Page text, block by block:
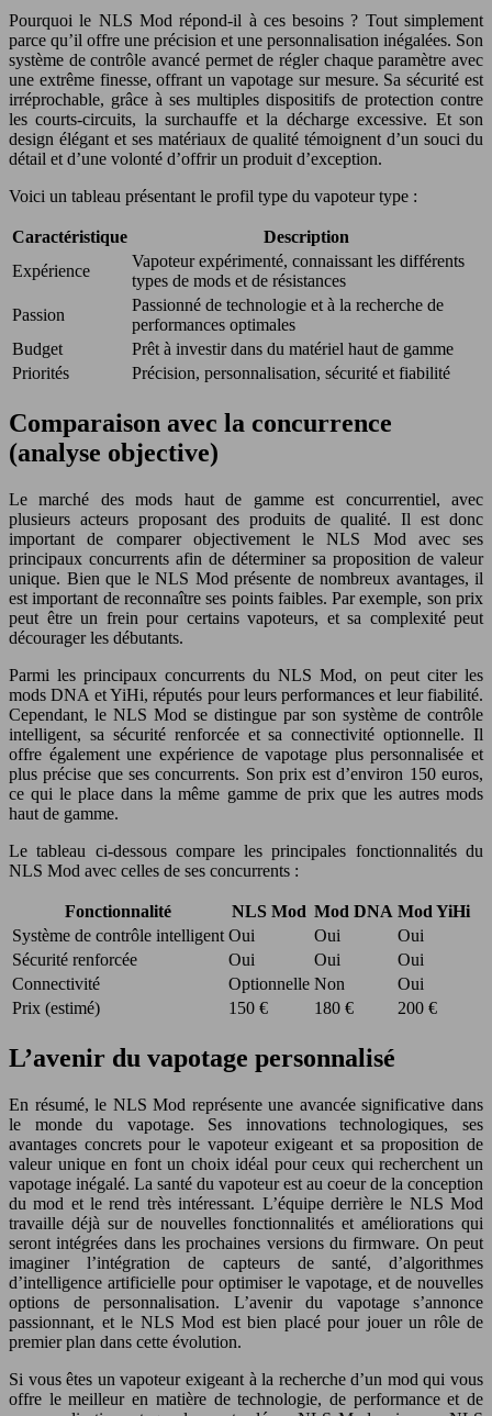
Pourquoi le NLS Mod répond-il à ces besoins ? Tout simplement
parce qu’il offre une précision et une personnalisation inégalées. Son
système de contrôle avancé permet de régler chaque paramètre avec
une extrême finesse, offrant un vapotage sur mesure. Sa sécurité est
irréprochable, grâce à ses multiples dispositifs de protection contre
les courts-circuits, la surchauffe et la décharge excessive. Et son
design élégant et ses matériaux de qualité témoignent d’un souci du
détail et d’une volonté d’offrir un produit d’exception.
Voici un tableau présentant le profil type du vapoteur type :
Caractéristique
Description
Expérience
Vapoteur expérimenté, connaissant les différents
types de mods et de résistances
Passion
Passionné de technologie et à la recherche de
performances optimales
Budget
Prêt à investir dans du matériel haut de gamme
Priorités
Précision, personnalisation, sécurité et fiabilité
Comparaison avec la concurrence
(analyse objective)
Le marché des mods haut de gamme est concurrentiel, avec
plusieurs acteurs proposant des produits de qualité. Il est donc
important de comparer objectivement le NLS Mod avec ses
principaux concurrents afin de déterminer sa proposition de valeur
unique. Bien que le NLS Mod présente de nombreux avantages, il
est important de reconnaître ses points faibles. Par exemple, son prix
peut être un frein pour certains vapoteurs, et sa complexité peut
décourager les débutants.
Parmi les principaux concurrents du NLS Mod, on peut citer les
mods DNA et YiHi, réputés pour leurs performances et leur fiabilité.
Cependant, le NLS Mod se distingue par son système de contrôle
intelligent, sa sécurité renforcée et sa connectivité optionnelle. Il
offre également une expérience de vapotage plus personnalisée et
plus précise que ses concurrents. Son prix est d’environ 150 euros,
ce qui le place dans la même gamme de prix que les autres mods
haut de gamme.
Le tableau ci-dessous compare les principales fonctionnalités du
NLS Mod avec celles de ses concurrents :
Fonctionnalité NLS Mod Mod DNA Mod YiHi
Système de contrôle intelligent Oui Oui
Oui
Sécurité renforcée
Oui Oui
Oui
Connectivité
Optionnelle Non
Oui
Prix (estimé)
150 € 180 € 200 €
L’avenir du vapotage personnalisé
En résumé, le NLS Mod représente une avancée significative dans
le monde du vapotage. Ses innovations technologiques, ses
avantages concrets pour le vapoteur exigeant et sa proposition de
valeur unique en font un choix idéal pour ceux qui recherchent un
vapotage inégalé. La santé du vapoteur est au coeur de la conception
du mod et le rend très intéressant. L’équipe derrière le NLS Mod
travaille déjà sur de nouvelles fonctionnalités et améliorations qui
seront intégrées dans les prochaines versions du firmware. On peut
imaginer l’intégration de capteurs de santé, d’algorithmes
d’intelligence artificielle pour optimiser le vapotage, et de nouvelles
options de personnalisation. L’avenir du vapotage s’annonce
passionnant, et le NLS Mod est bien placé pour jouer un rôle de
premier plan dans cette évolution.
Si vous êtes un vapoteur exigeant à la recherche d’un mod qui vous
offre le meilleur en matière de technologie, de performance et de